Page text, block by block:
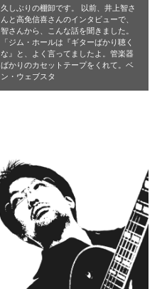
久しぶりの棚卸です。 以前、井上智さ
んと高免信喜さんのインタビューで、
智さんから、こんな話を聞きました。
「ジム・ホールは『ギターばかり聴く
な』と、よく言ってましたよ。管楽器
ばかりのカセットテープをくれて。ベ
ン・ウェブスタ